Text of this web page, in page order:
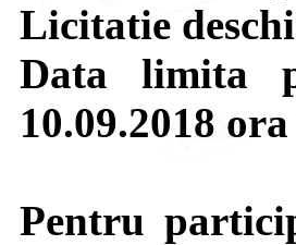
Licitatie
Data limita
10.09.2018
Pentru